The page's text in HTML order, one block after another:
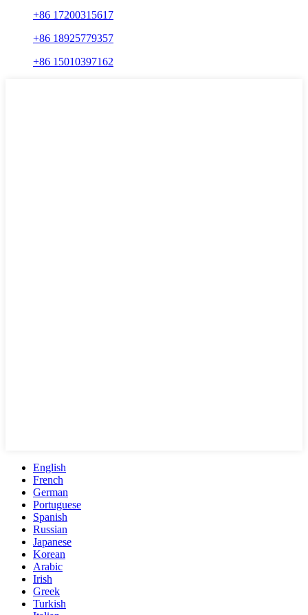
+86 17200315617
+86 18925779357
+86 15010397162
English
French
German
Portuguese
Spanish
Russian
Japanese
Korean
Arabic
Irish
Greek
Turkish